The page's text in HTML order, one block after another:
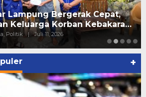
Lampung Bergerak Cepat,
Keluarga Korban Kebakara…
Politik | Juli 11, 2026
+